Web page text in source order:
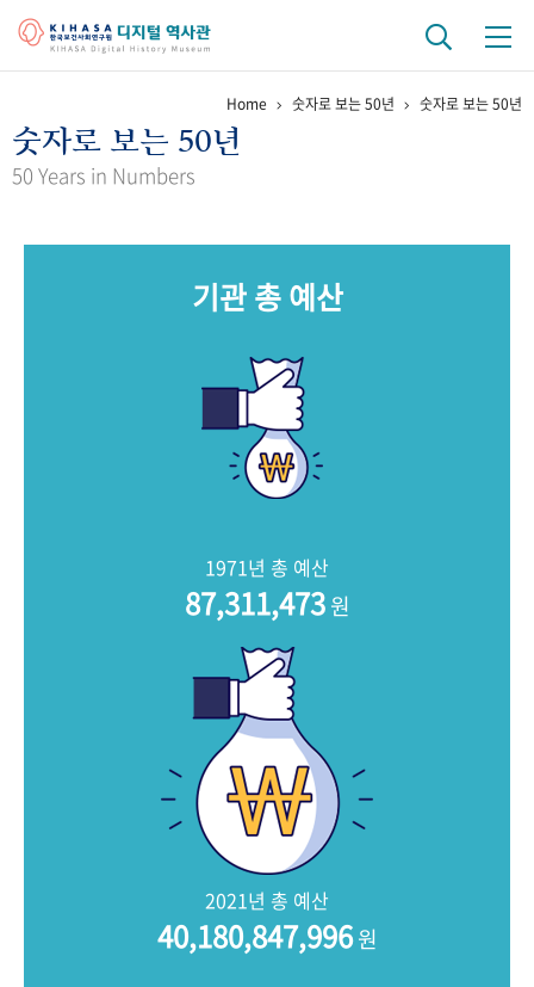
걸어온 길 기관 변천사 역대 기관장
키워드로 보는 연구 역사
문서 기록물 행정박물
Home 숫자로 보는 50년 숫자로 보는 50년
숫자로 보는 50년
50 Years in Numbers
기관 총 예산
1971년 총 예산
87,311,473원
2021년 총 예산
40,180,847,996원